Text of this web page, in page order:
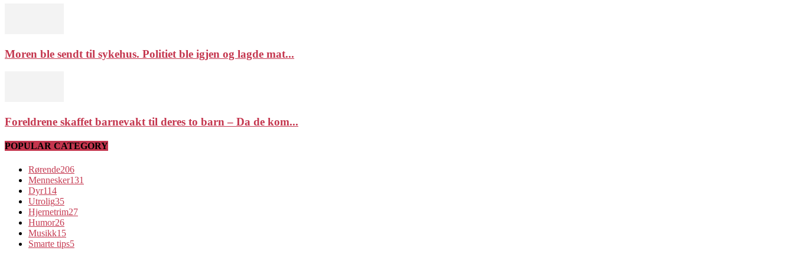
Moren ble sendt til sykehus. Politiet ble igjen og lagde mat...
Foreldrene skaffet barnevakt til deres to barn – Da de kom...
POPULAR CATEGORY
Rørende206
Mennesker131
Dyr114
Utrolig35
Hjernetrim27
Humor26
Musikk15
Smarte tips5